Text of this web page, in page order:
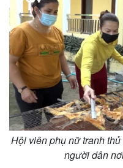
Hội viên phụ nữ tranh
người dân